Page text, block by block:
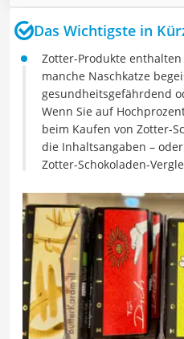
Das Wichtigste in
Zotter-Produkte
manche Naschkatze
gesundheitsgefährdend
Wenn Sie auf
beim Kaufen von Zotter-
die Inhaltsangaben –
Zotter-Schokoladen-